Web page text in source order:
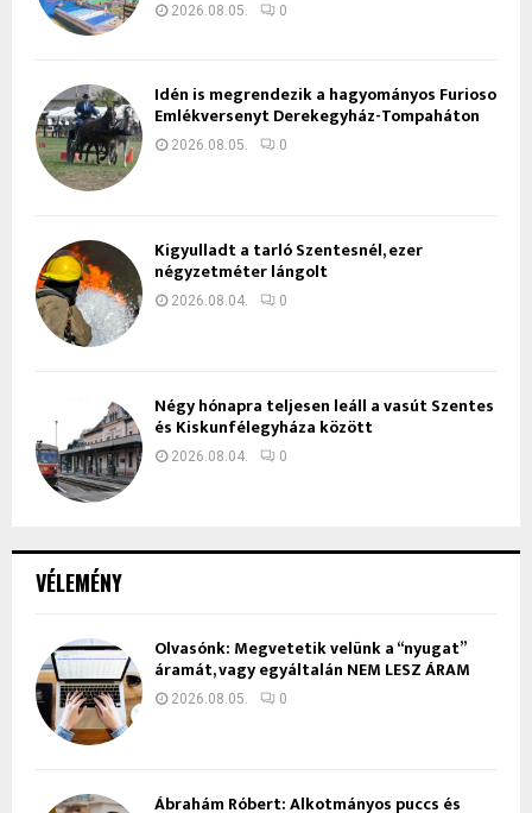
VÉLEMÉNY
Olvasónk: Megvetetik velünk a “nyugat”
áramát, vagy egyáltalán NEM LESZ ÁRAM
2026.08.05. 0
Ábrahám Róbert: Alkotmányos puccs és
2026.08.05. 0
Idén is megrendezik a hagyományos Furioso
Emlékversenyt Derekegyház-Tompaháton
2026.08.05. 0
Kigyulladt a tarló Szentesnél, ezer
négyzetméter lángolt
2026.08.04. 0
Négy hónapra teljesen leáll a vasút Szentes
és Kiskunfélegyháza között
2026.08.04. 0